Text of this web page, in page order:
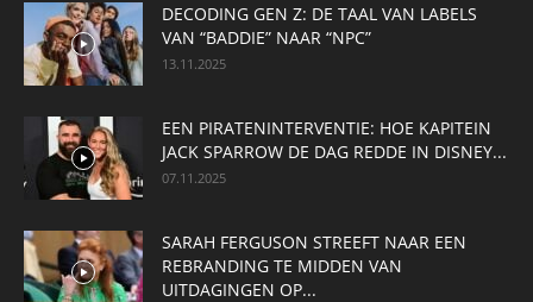
DECODING GEN Z: DE TAAL VAN LABELS
VAN “BADDIE” NAAR “NPC”
13.11.2025
EEN PIRATENINTERVENTIE: HOE KAPITEIN
JACK SPARROW DE DAG REDDE IN DISNEY...
07.11.2025
SARAH FERGUSON STREEFT NAAR EEN
REBRANDING TE MIDDEN VAN
UITDAGINGEN OP...